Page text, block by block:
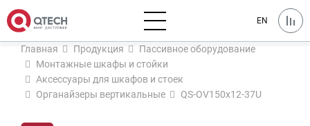
EN
Главная Продукция
Пассивное оборудование
Монтажные шкафы и стойки
Аксессуары для шкафов и стоек
Органайзеры вертикальные
QS-OV150x12-37U